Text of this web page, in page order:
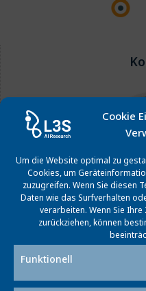
Cookie
Um die Website optimal zu
Cookies, um
zuzugreifen. Wenn Sie diesen
Daten wie das Surfverhalten
verarbeiten. Wenn Sie
zurückziehen, können
Funktionell
Dr.
Daniel Kudenko ist